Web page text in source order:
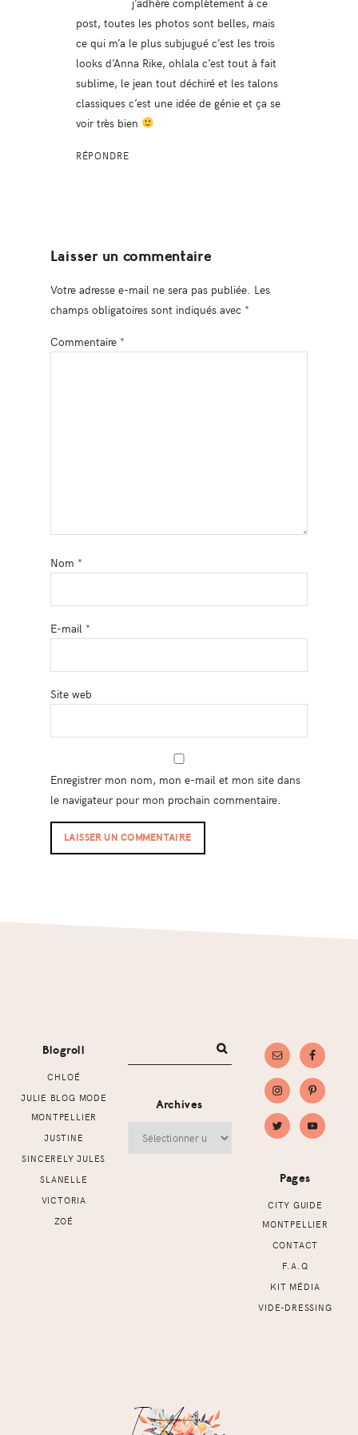
post, toutes les photos sont belles, mais
ce qui m’a le plus subjugué c’est les trois
looks d’Anna Rike, ohlala c’est tout à fait
sublime, le jean tout déchiré et les talons
classiques c’est une idée de génie et ça se
voir très bien
RÉPONDRE
Laisser un commentaire
Votre adresse e-mail ne sera pas publiée. Les
champs obligatoires sont indiqués avec *
Commentaire *
Nom *
E-mail *
Site web
Enregistrer mon nom, mon e-mail et mon site dans
le navigateur pour mon prochain commentaire.
Blogroll
CHLOÉ
JULIE BLOG MODE
MONTPELLIER
JUSTINE
SINCERELY JULES
SLANELLE
VICTORIA
ZOÉ
Archives
Pages
CITY GUIDE
MONTPELLIER
CONTACT
F.A.Q
KIT MÉDIA
VIDE-DRESSING